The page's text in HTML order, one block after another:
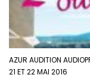
AZUR AUDITION
21 ET 22 MAI 2016